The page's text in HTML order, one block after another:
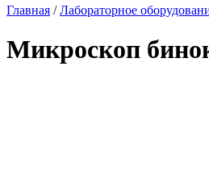
Главная /Лабораторное
Микроскоп